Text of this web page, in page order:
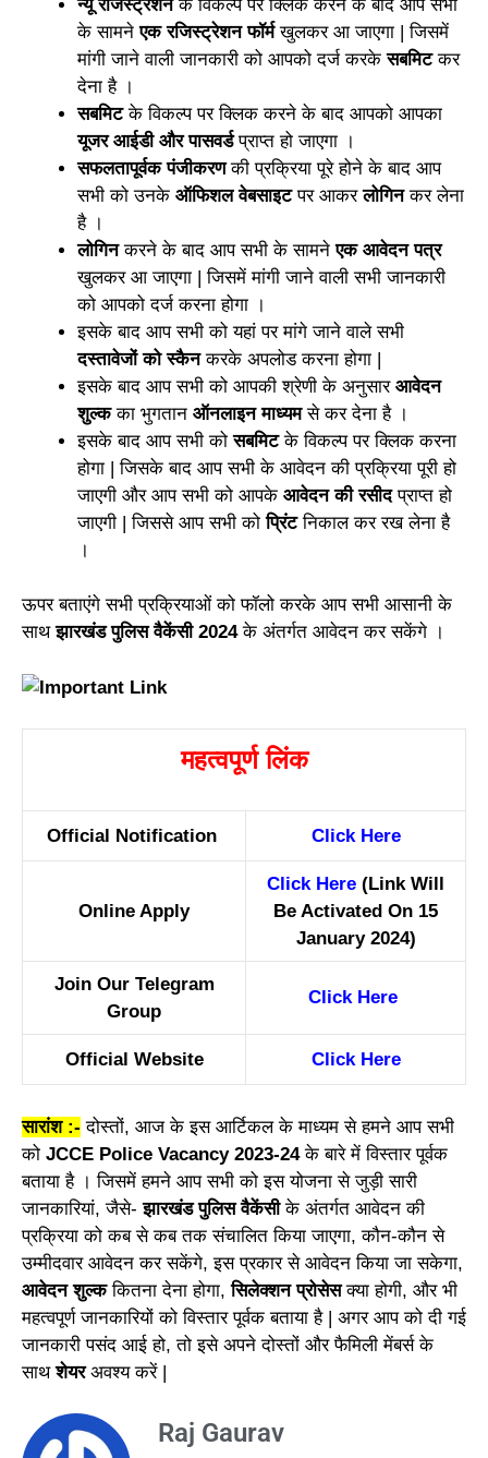
न्यू रजिस्ट्रेशनके विकल्प पर क्लिक करने के बाद आप सभी
के सामनेएक रजिस्ट्रेशन फॉर्मखुलकर आ जाएगा | जिसमें
मांगी जाने वाली जानकारी को आपको दर्ज करकेसबमिटकर
देना है ।
सबमिटके विकल्प पर क्लिक करने के बाद आपको आपका
यूजर आईडी और पासवर्डप्राप्त हो जाएगा ।
सफलतापूर्वक पंजीकरणकी प्रक्रिया पूरे होने के बाद आप
सभी को उनके ऑफिशल वेबसाइटपर आकरलोगिनकर लेना
है ।
लोगिनकरने के बाद आप सभी के सामनेएक आवेदन पत्र
खुलकर आ जाएगा | जिसमें मांगी जाने वाली सभी जानकारी
को आपको दर्ज करना होगा ।
इसके बाद आप सभी को यहां पर मांगे जाने वाले सभी
दस्तावेजों को स्कैनकरके अपलोड करना होगा |
इसके बाद आप सभी को आपकी श्रेणी के अनुसार आवेदन
शुल्कका भुगतान ऑनलाइन माध्यमसे कर देना है ।
इसके बाद आप सभी कोसबमिटके विकल्प पर क्लिक करना
होगा | जिसके बाद आप सभी के आवेदन की प्रक्रिया पूरी हो
जाएगी और आप सभी को आपके आवेदन की रसीदप्राप्त हो
जाएगी | जिससे आप सभी कोप्रिंटनिकाल कर रख लेना है
।
ऊपर बताएंगे सभी प्रक्रियाओं को फॉलो करके आप सभी आसानी के
साथझारखंड पुलिस वैकेंसी 2024के अंतर्गत आवेदन कर सकेंगे ।
महत्वपूर्ण लिंक
Official Notification Click Here
Online Apply
Click Here (Link Will
Be Activated On 15
January 2024)
Join Our Telegram
Group
Click Here
Official Website Click Here
सारांश :- दोस्तों, आज के इस आर्टिकल के माध्यम से हमने आप सभी
को JCCE Police Vacancy 2023-24के बारे में विस्तार पूर्वक
बताया है । जिसमें हमने आप सभी को इस योजना से जुड़ी सारी
जानकारियां, जैसे-झारखंड पुलिस वैकेंसीके अंतर्गत आवेदन की
प्रक्रिया को कब से कब तक संचालित किया जाएगा, कौन-कौन से
उम्मीदवार आवेदन कर सकेंगे, इस प्रकार से आवेदन किया जा सकेगा,
आवेदन शुल्ककितना देना होगा,सिलेक्शन प्रोसेसक्या होगी, और भी
महत्वपूर्ण जानकारियों को विस्तार पूर्वक बताया है | अगर आप को दी गई
जानकारी पसंद आई हो, तो इसे अपने दोस्तों और फैमिली मेंबर्स के
साथशेयरअवश्य करें |
Raj Gaurav